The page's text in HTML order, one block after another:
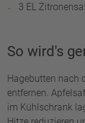
3 EL
So wird's
Hagebutten nach
entfernen.
im Kühlschrank